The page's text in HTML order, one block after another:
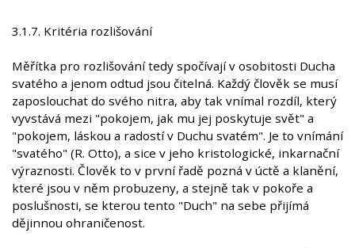
3.1.7. Kritéria rozlišování
Měřítka pro rozlišování tedy spočívají v osobitosti Ducha
svatého a jenom odtud jsou čitelná. Každý člověk se musí
zaposlouchat do svého nitra, aby tak vnímal rozdíl, který
vyvstává mezi "pokojem, jak mu jej poskytuje svět" a
"pokojem, láskou a radostí v Duchu svatém". Je to vnímání
"svatého" (R. Otto), a sice v jeho kristologické, inkarnační
výraznosti. Člověk to v první řadě pozná v úctě a klanění,
které jsou v něm probuzeny, a stejně tak v pokoře a
poslušnosti, se kterou tento "Duch" na sebe přijímá
dějinnou ohraničenost.